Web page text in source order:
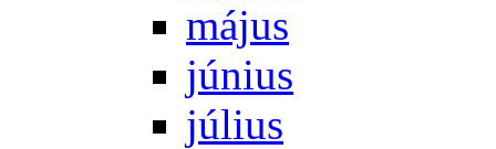
má­jus
jú­ni­us
jú­li­us